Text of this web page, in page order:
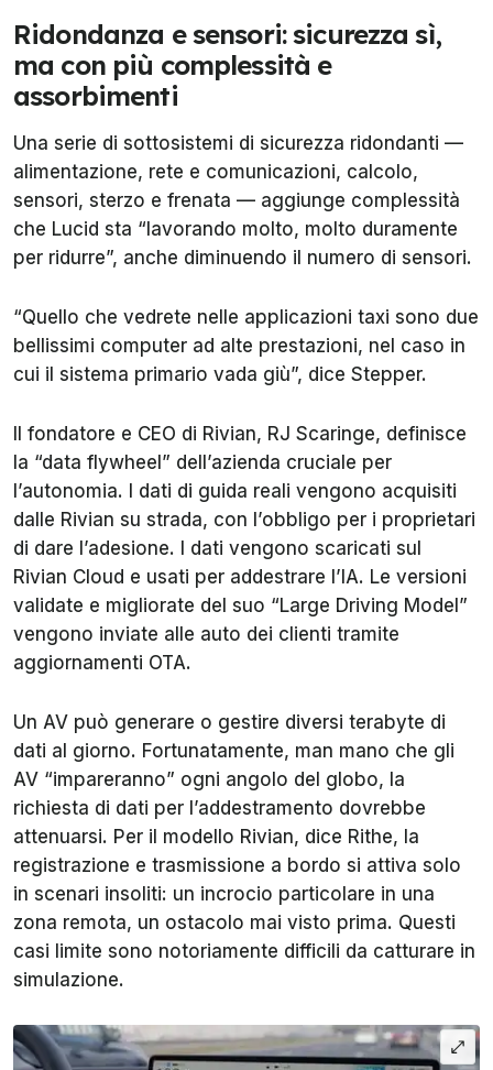
Ridondanza e sensori: sicurezza sì,
ma con più complessità e
assorbimenti
Una serie di sottosistemi di sicurezza ridondanti —
alimentazione, rete e comunicazioni, calcolo,
sensori, sterzo e frenata — aggiunge complessità
che Lucid sta “lavorando molto, molto duramente
per ridurre”, anche diminuendo il numero di sensori.
“Quello che vedrete nelle applicazioni taxi sono due
bellissimi computer ad alte prestazioni, nel caso in
cui il sistema primario vada giù”, dice Stepper.
Il fondatore e CEO di Rivian, RJ Scaringe, definisce
la “data flywheel” dell’azienda cruciale per
l’autonomia. I dati di guida reali vengono acquisiti
dalle Rivian su strada, con l’obbligo per i proprietari
di dare l’adesione. I dati vengono scaricati sul
Rivian Cloud e usati per addestrare l’IA. Le versioni
validate e migliorate del suo “Large Driving Model”
vengono inviate alle auto dei clienti tramite
aggiornamenti OTA.
Un AV può generare o gestire diversi terabyte di
dati al giorno. Fortunatamente, man mano che gli
AV “impareranno” ogni angolo del globo, la
richiesta di dati per l’addestramento dovrebbe
attenuarsi. Per il modello Rivian, dice Rithe, la
registrazione e trasmissione a bordo si attiva solo
in scenari insoliti: un incrocio particolare in una
zona remota, un ostacolo mai visto prima. Questi
casi limite sono notoriamente difficili da catturare in
simulazione.